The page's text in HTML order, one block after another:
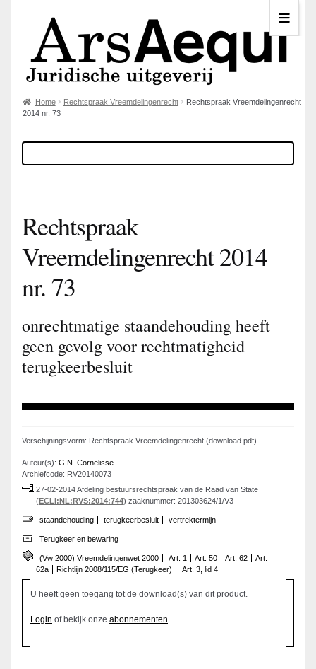
Home Rechtspraak Vreemdelingenrecht
Rechtspraak Vreemdelingenrecht
2014 nr. 73
Rechtspraak
Vreemdelingenrecht 2014
nr. 73
onrechtmatige staandehouding heeft
geen gevolg voor rechtmatigheid
terugkeerbesluit
Verschijningsvorm: Rechtspraak Vreemdelingenrecht (download pdf)
Auteur(s): G.N. Cornelisse
Archiefcode: RV20140073
27-02-2014 Afdeling bestuursrechtspraak van de Raad van State
(ECLI:NL:RVS:2014:744) zaaknummer: 201303624/1/V3
staandehouding terugkeerbesluit vertrektermijn
Terugkeer en bewaring
(Vw 2000) Vreemdelingenwet 2000 Art. 1 Art. 50 Art. 62
Art.
62a
Richtlijn 2008/115/EG (Terugkeer) Art. 3, lid 4
U heeft geen toegang tot de download(s) van dit product.
Login of bekijk onze abonnementen